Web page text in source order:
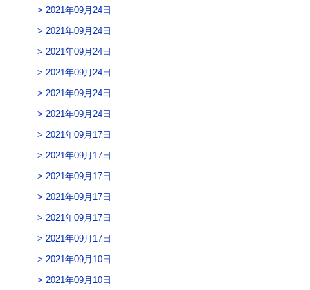
2021年09月24日
2021年09月24日
2021年09月24日
2021年09月24日
2021年09月24日
2021年09月24日
2021年09月17日
2021年09月17日
2021年09月17日
2021年09月17日
2021年09月17日
2021年09月17日
2021年09月10日
2021年09月10日